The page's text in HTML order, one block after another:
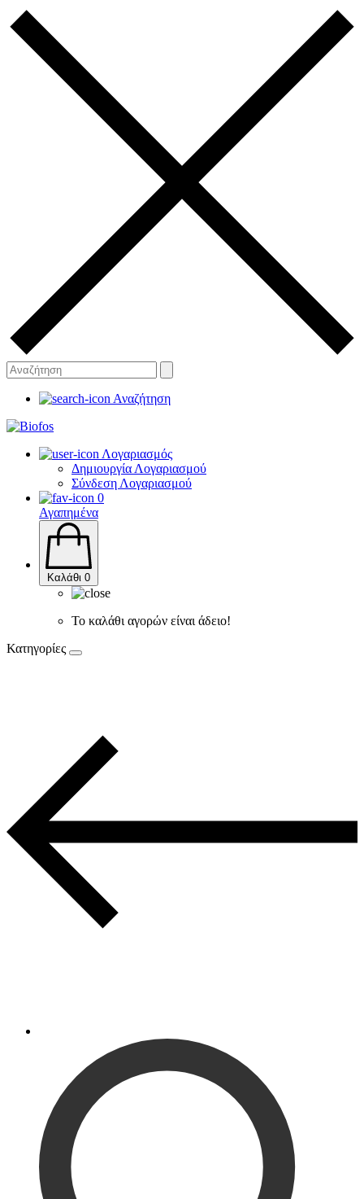
Αναζήτηση
Λογαριασμός
Δημιουργία Λογαριασμού
Σύνδεση Λογαριασμού
0
Αγαπημένα
Καλάθι 0
Το καλάθι αγορών είναι άδειο!
Κατηγορίες